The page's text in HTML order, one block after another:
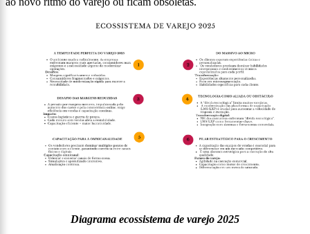
Diagrama ecossistema de varejo 2025